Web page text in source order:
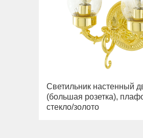
Светильник настенный
(большая розетка),
стекло/золото